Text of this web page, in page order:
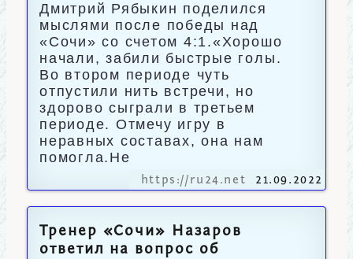
Дмитрий Рябыкин поделился
мыслями после победы над
«Сочи» со счетом 4:1.«Хорошо
начали, забили быстрые голы.
Во втором периоде чуть
отпустили нить встречи, но
здорово сыграли в третьем
периоде. Отмечу игру в
неравных составах, она нам
помогла.Не
https://ru24.net 21.09.2022
Тренер «Сочи» Назаров
ответил на вопрос об